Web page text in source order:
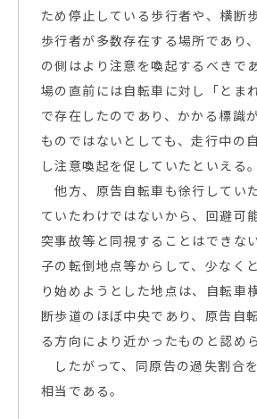
ため停止している歩行者や、横断
歩行者が多数存在する場所であり
の側はより注意を喚起するべきで
場の直前には自転車に対し「とま
で存在したのであり、かかる標識
ものではないとしても、走行中の
し注意喚起を促していたといえる。
他方、原告自転車も徐行してい
ていたわけではないから、回避可
突事故等と同視することはできな
子の転倒地点等からして、少なく
り始めようとした地点は、自転車
断歩道のほぼ中央であり、原告自
る方向により近かったものと認め
したがって、同原告の過失割合
相当である。